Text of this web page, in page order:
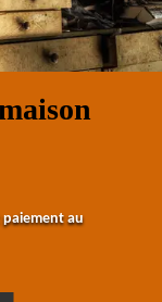
paiement au